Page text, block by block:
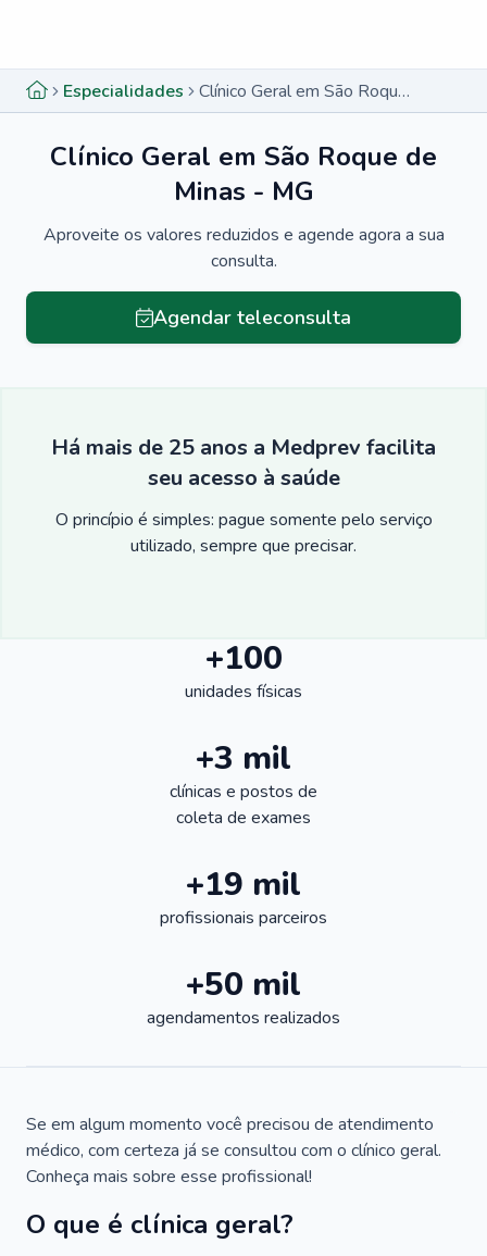
Especialidades Clínico Geral em São Roque de Minas - MG
Clínico Geral em São Roque de
Minas - MG
Aproveite os valores reduzidos e agende agora a sua
consulta.
Agendar teleconsulta
Há mais de 25 anos a Medprev facilita
seu acesso à saúde
O princípio é simples: pague somente pelo serviço
utilizado, sempre que precisar.
+100
unidades físicas
+3 mil
clínicas e postos de
coleta de exames
+19 mil
profissionais parceiros
+50 mil
agendamentos realizados
Se em algum momento você precisou de atendimento
médico, com certeza já se consultou com o clínico geral.
Conheça mais sobre esse profissional!
O que é clínica geral?